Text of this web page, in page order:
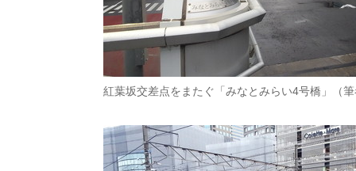
紅葉坂交差点をまたぐ「みなとみらい4号橋」（